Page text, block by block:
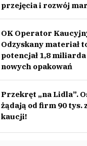
przejęcia i rozwój
OK Operator
Odzyskany materiał
potencjał 1,8 miliarda
nowych opakowań
Przekręt „na Lidla”.
żądają od firm 90 tys.
kaucji!